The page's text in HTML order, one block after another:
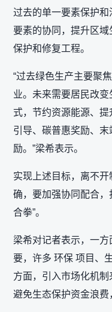
过去的单一要素保护
要素的协同，提升区
保护和修复工程。
“过去绿色生产主要聚
业。未来需要居民改
式，节约资源能源、
引导、碳普惠奖励、
励。”梁希表示。
实现上述目标，离不
确，要加强协同配合，
合拳”。
梁希对记者表示，一
要，许多 环保 项目、
方面，引入市场化机制
避免生态保护资金浪费